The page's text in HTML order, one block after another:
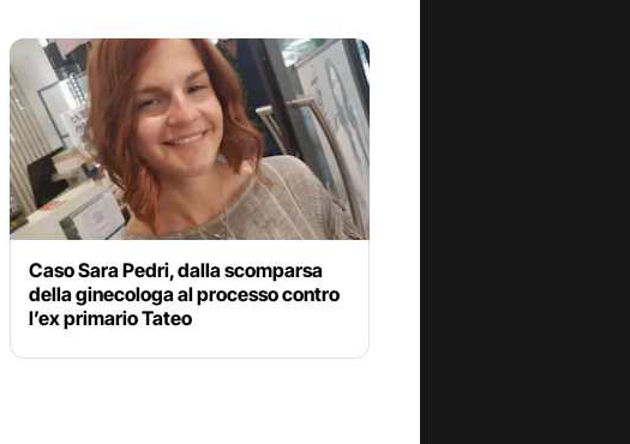
Caso Sara Pedri, dalla scomparsa
della ginecologa al processo contro
l’ex primario Tateo